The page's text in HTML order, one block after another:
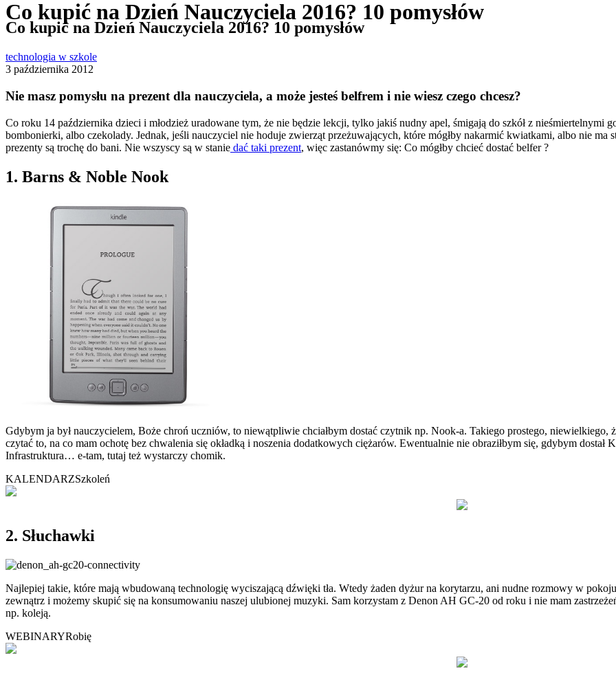
Co kupić na Dzień Nauczyciela 2016? 10 pomysłów
Co kupić na Dzień Nauczyciela 2016? 10 pomysłów
technologia w szkole
3 października 2012
Nie masz pomysłu na prezent dla nauczyciela, a może jesteś belfrem i nie wiesz czego chcesz?
Co roku 14 października dzieci i młodzież uradowane tym, że nie będzie lekcji, tylko jakiś nudny apel, śmigają do szkół z nieśmiertelnymi
bombonierki, albo czekolady. Jednak, jeśli nauczyciel nie hoduje zwierząt przeżuwających, które mógłby nakarmić kwiatkami, albo nie ma
prezenty są trochę do bani. Nie wszyscy są w stanie dać taki prezent, więc zastanówmy się: Co mógłby chcieć dostać belfer ?
1. Barns & Noble Nook
Gdybym ja był nauczycielem, Boże chroń uczniów, to niewątpliwie chciałbym dostać czytnik np. Nook-a. Takiego prostego, niewielkiego,
czytać to, na co mam ochotę bez chwalenia się okładką i noszenia dodatkowych ciężarów. Ewentualnie nie obraziłbym się, gdybym dostał
Infrastruktura… e-tam, tutaj też wystarczy chomik.
KALENDARZSzkoleń
2. Słuchawki
Najlepiej takie, które mają wbudowaną technologię wyciszającą dźwięki tła. Wtedy żaden dyżur na korytarzu, ani nudne rozmowy w
zewnątrz i możemy skupić się na konsumowaniu naszej ulubionej muzyki. Sam korzystam z Denon AH GC-20 od roku i nie mam
np. koleją.
WEBINARYRobię